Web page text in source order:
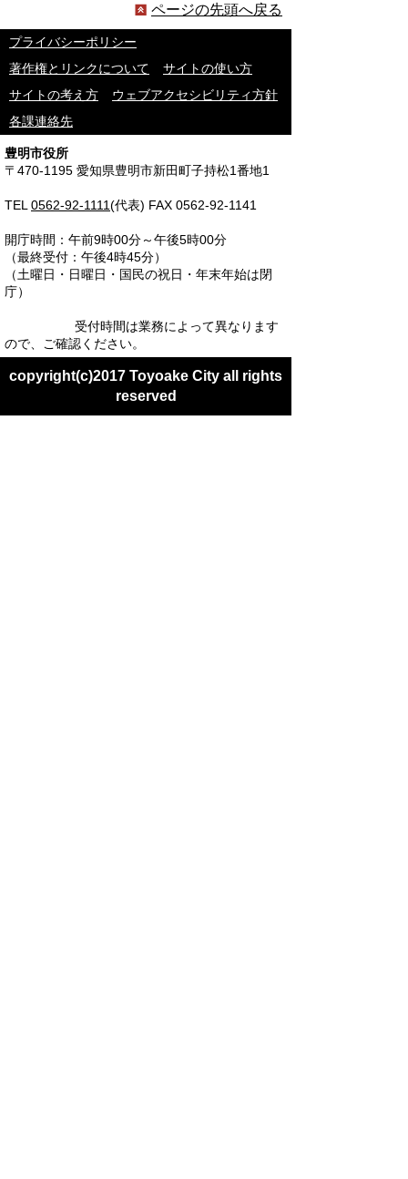
ページの先頭へ戻る
プライバシーポリシー
著作権とリンクについて
サイトの使い方
サイトの考え方
ウェブアクセシビリティ方針
各課連絡先
豊明市役所
〒470-1195 愛知県豊明市新田町子持松1番地1
TEL 0562-92-1111(代表) FAX 0562-92-1141
開庁時間：午前9時00分～午後5時00分
（最終受付：午後4時45分）
（土曜日・日曜日・国民の祝日・年末年始は閉
庁）
受付時間は業務によって異なります
ので、ご確認ください。
copyright(c)2017 Toyoake City all rights
reserved